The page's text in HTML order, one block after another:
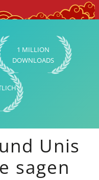
1 MILLION
DOWNLOADS
Unis
sagen